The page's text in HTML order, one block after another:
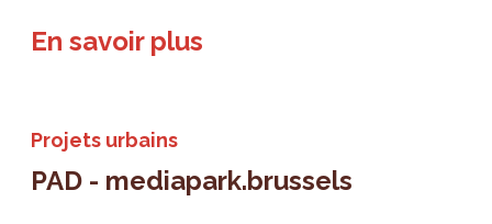
En savoir plus
Projets urbains
PAD - mediapark.brussels